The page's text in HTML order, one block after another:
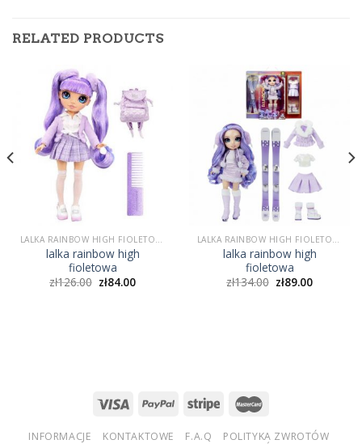
RELATED PRODUCTS
LALKA RAINBOW HIGH FIOLETOWA
lalka rainbow high
fioletowa
zł126.00 zł84.00
LALKA RAINBOW HIGH FIOLETOWA
lalka rainbow high
fioletowa
zł134.00 zł89.00
INFORMACJE KONTAKTOWE F.A.Q
POLITYKA ZWROTÓW